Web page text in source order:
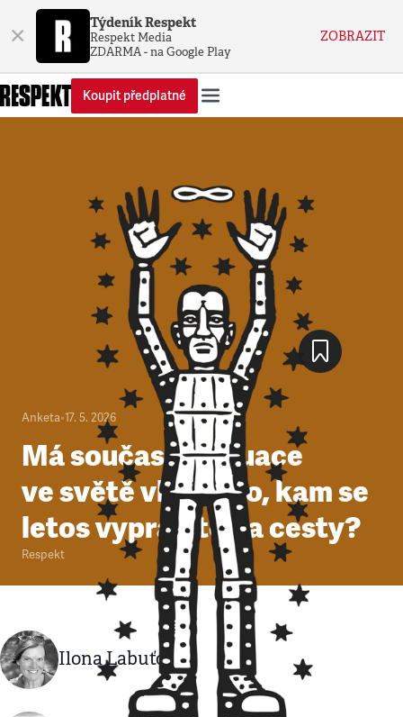
× Týdeník Respekt
Respekt Media
ZDARMA - na Google Play
ZOBRAZIT
Koupit předplatné
Anketa•17. 5. 2026
Má současná situace
ve světě vliv na to, kam se
letos vypravíte na cesty?
Respekt
Ilona Labuťová